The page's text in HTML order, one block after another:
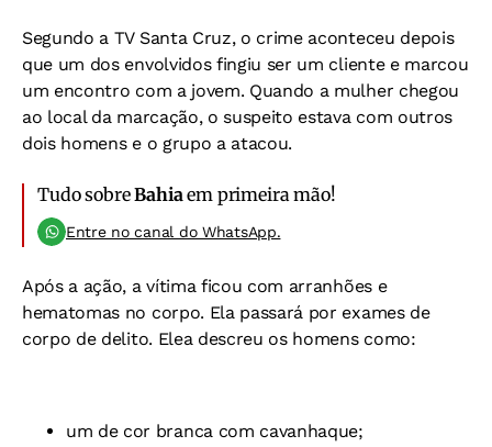
Segundo a TV Santa Cruz, o crime aconteceu depois
que um dos envolvidos fingiu ser um cliente e marcou
um encontro com a jovem. Quando a mulher chegou
ao local da marcação, o suspeito estava com outros
dois homens e o grupo a atacou.
Tudo sobreBahiaem primeira mão!
Entre no canal do WhatsApp.
Após a ação, a vítima ficou com arranhões e
hematomas no corpo. Ela passará por exames de
corpo de delito. Elea descreu os homens como:
um de cor branca com cavanhaque;